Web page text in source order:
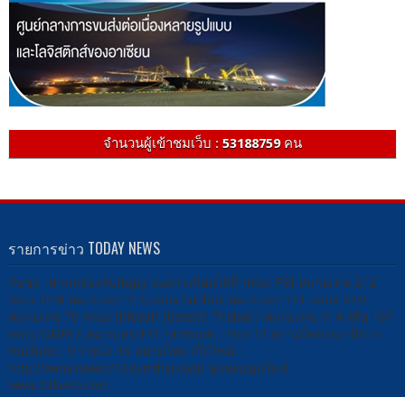
จำนวนผู้เข้าชมเว็บ : 53188759คน
รายการข่าว TODAY NEWS
รับชม -ผ่านกล่องรับสัญญาณดาวเทียมได้ที่ กล่อง PSI หมายเลข 212
กล่อง IPM หมายเลข 115 กล่อง Sunbox หมายเลข 113 กล่อง DTV
หมายเลข 79 กล่อง Infosat/ Ideasat/ Thaisat / หมายเลข 114 หรือ 167
กล่อง GMM Z หมายเลข141 Facebook : ช่อง 13 สยามไทย สถานีข่าว
YouTube : ข่าวช่อง 13 สยามไทย เว็บไซต์ :
http://www.newstv13siamthai.com/ ชมสดออนไลน์ :
www.13livetv.com